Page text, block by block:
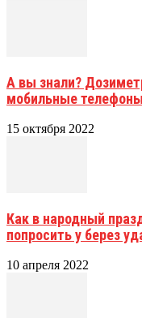
А вы знали?
мобильные
15 октября 2022
Как в народный
попросить у берез
10 апреля 2022